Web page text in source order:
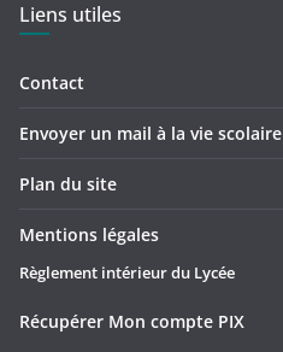
Liens utiles
Contact
Envoyer un mail à la vie scolaire
Plan du site
Mentions légales
Règlement intérieur du Lycée
Récupérer Mon compte PIX